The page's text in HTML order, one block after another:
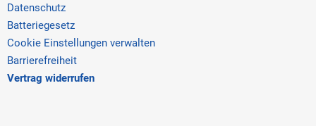
Datenschutz
Batteriegesetz
Cookie Einstellungen verwalten
Barrierefreiheit
Vertrag widerrufen